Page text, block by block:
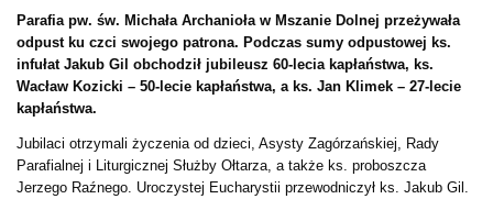
Parafia pw. św. Michała Archanioła w Mszanie Dolnej przeżywała
odpust ku czci swojego patrona. Podczas sumy odpustowej ks.
infułat Jakub Gil obchodził jubileusz 60-lecia kapłaństwa, ks.
Wacław Kozicki – 50-lecie kapłaństwa, a ks. Jan Klimek – 27-lecie
kapłaństwa.
Jubilaci otrzymali życzenia od dzieci, Asysty Zagórzańskiej, Rady
Parafialnej i Liturgicznej Służby Ołtarza, a także ks. proboszcza
Jerzego Raźnego. Uroczystej Eucharystii przewodniczył ks. Jakub Gil.